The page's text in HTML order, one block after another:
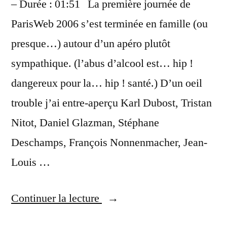
– Durée : 01:51 La première journée de
ParisWeb 2006 s’est terminée en famille (ou
presque…) autour d’un apéro plutôt
sympathique. (l’abus d’alcool est… hip !
dangereux pour la… hip ! santé.) D’un oeil
trouble j’ai entre-aperçu Karl Dubost, Tristan
Nitot, Daniel Glazman, Stéphane
Deschamps, François Nonnenmacher, Jean-
Louis …
Continuer la lecture
« Un